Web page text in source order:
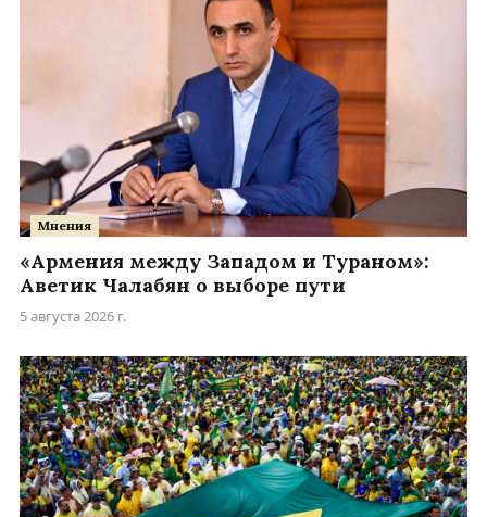
Мнения
«Армения между Западом и Тураном»:
Аветик Чалабян о выборе пути
5 августа 2026 г.